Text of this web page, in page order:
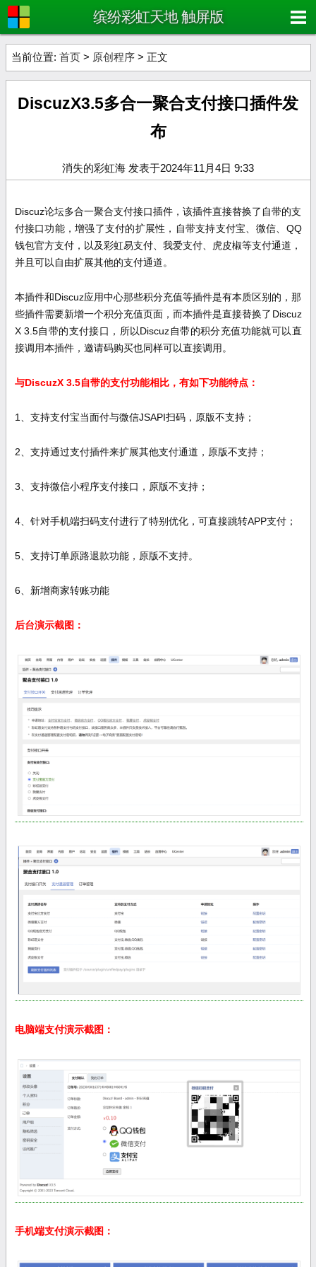
缤纷彩虹天地 触屏版
当前位置: 首页 > 原创程序 > 正文
DiscuzX3.5多合一聚合支付接口插件发
布
消失的彩虹海 发表于2024年11月4日 9:33
Discuz论坛多合一聚合支付接口插件，该插件直接替换了自带的支
付接口功能，增强了支付的扩展性，自带支持支付宝、微信、QQ
钱包官方支付，以及彩虹易支付、我爱支付、虎皮椒等支付通道，
并且可以自由扩展其他的支付通道。
本插件和Discuz应用中心那些积分充值等插件是有本质区别的，那
些插件需要新增一个积分充值页面，而本插件是直接替换了 Discuz
X 3.5自带的支付接口，所以Discuz自带的积分充值功能就可以直
接调用本插件，邀请码购买也同样可以直接调用。
与DiscuzX 3.5自带的支付功能相比，有如下功能特点：
1、支持支付宝当面付与微信JSAPI扫码，原版不支持；
2、支持通过支付插件来扩展其他支付通道，原版不支持；
3、支持微信小程序支付接口，原版不支持；
4、针对手机端扫码支付进行了特别优化，可直接跳转APP支付；
5、支持订单原路退款功能，原版不支持。
6、新增商家转账功能
后台演示截图：
电脑端支付演示截图：
手机端支付演示截图：